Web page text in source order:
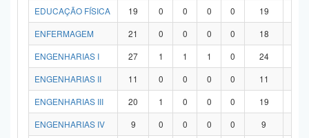
EDUCAÇÃO FÍSICA
19 0 0 0 0 19
ENFERMAGEM
21 0 0 0 0 18
ENGENHARIAS I
27 1 1 1 0 24
ENGENHARIAS II
11 0 0 0 0 11
ENGENHARIAS III
20 1 0 0 0 19
ENGENHARIAS IV
9 0 0 0 0 9